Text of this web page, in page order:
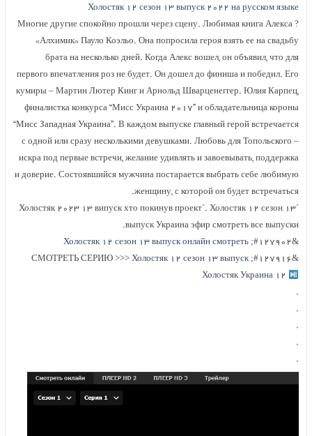
Холостяк ۱۲ сезон ۱۳ выпуск ۲۰۲۲ на русском языке
Многие другие спокойно прошли через сцену. Любимая книга Алекса ?
«Алхимик» Пауло Коэльо. Она попросила героя взять ее на свадьбу
брата на несколько дней. Когда Алекс вошел, он объявил, что для
первого впечатления роз не будет. Он дошел до финиша и победил. Его
кумиры – Мартин Лютер Кинг и Арнольд Шварценеггер. Юлия Карпец,
финалистка конкурса “Мисс Украина ۲۰۱۷” и обладательница короны
“Мисс Западная Украина”. В каждом выпуске главный герой встречается
с одной или сразу несколькими девушками. Любовь для Топольского –
искра под первые встречи, желание удивлять и завоевывать, поддержка
и доверие. Состоявшийся мужчина постарается выбрать себе любимую
женщину, с которой он будет встречаться.
`Холостяк ۲۰۲۳ ۱۳ випуск хто покинув проект`. Холостяк ۱۲ сезон ۱۳
выпуск Украина эфир смотреть все выпуски.
&#۱۲۷۹۰۲;
Холостяк ۱۲ сезон ۱۳ выпуск онлайн смотреть
&#۱۲۷۹۱۶; СМОТРЕТЬ СЕРИЮ >>>
Холостяк ۱۲ сезон ۱۳ выпуск
Холостяк Украина ۱۲
.
.
.
.
.